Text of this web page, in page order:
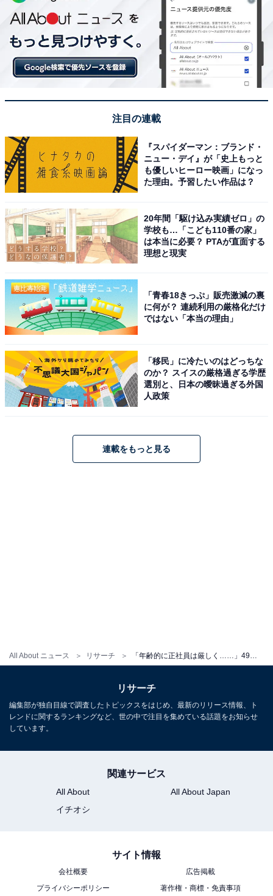
All About ニュース リサーチ
が低いため実家暮らしに
現在、実家暮らしを選んでいる理由を聞くと、「離婚を
したあと収入がほぼなかったので一旦実家に戻った」と
回答。
たが年収はかなり低い為、今のところ一人暮らしの選択
肢が無く、実家暮らしをしている。実家は一軒家の為幸
い部屋も余っており、そこで生活している」と、実家暮
らしを決断した経緯なども話してくれました。
「今後両親が他界した後のプランを考えておかな
いとならない」
一方で、実家暮らしで苦労していることは「生活時間が
全然違う」ことだといいます。
具体的には「21時には両親は就寝してしまうため、夜に
の好みも違うが、作ってくれているのでありがたく頂い
ている。共用部分の使用（お風呂やトイレ、キッチン
等）に気を遣う」と、両親と就寝時間が合わないこと、
この記事の筆者：鎌田 弘 プロフィール
ィア担当を経て現在に至る。All AboutおよびAll About ニ
ュースでのライター歴は2年。
こちらもおすすめ
42歳女性、年収250万円。仲良しの母親と実家
暮らし。「寂しくないし、生活が楽しい」と語
るも……
注目の連載
『スパイダーマン：ブランド・
ニュー・デイ』が「史上もっと
も優しいヒーロー映画」になっ
た理由。予習したい作品は？
20年間「駆け込み実績ゼロ」の
学校も…「こども110番の家」
は本当に必要？ PTAが直面する
理想と現実
「青春18きっぷ」販売激減の裏
に何が？ 連続利用の厳格化だけ
ではない「本当の理由」
「移民」に冷たいのはどっちな
のか？ スイスの厳格過ぎる学歴
選別と、日本の曖昧過ぎる外国
人政策
連載をもっと見る
リサーチ
編集部が独自目線で調査したトピックスをはじめ、最新のリリース情報、ト
レンドに関するランキングなど、世の中で注目を集めている話題をお知らせ
しています。
関連サービス
All About
All About Japan
イチオシ
サイト情報
会社概要
広告掲載
プライバシーポリシー
著作権・商標・免責事項